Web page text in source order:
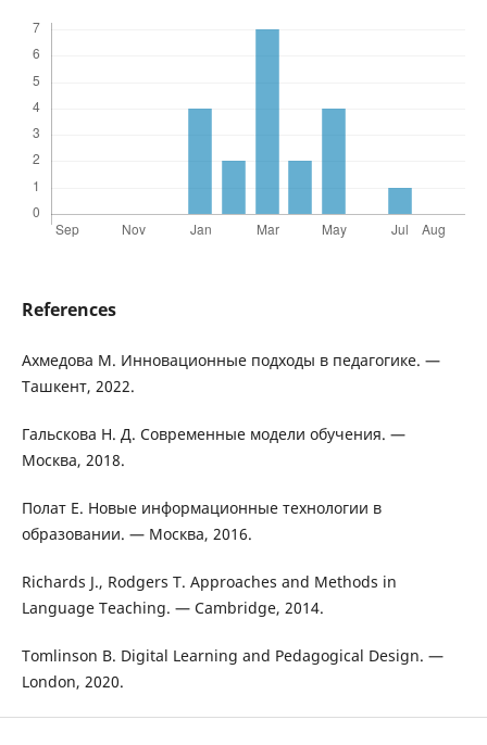
References
Ахмедова М. Инновационные подходы в педагогике. —
Ташкент, 2022.
Гальскова Н. Д. Современные модели обучения. —
Москва, 2018.
Полат Е. Новые информационные технологии в
образовании. — Москва, 2016.
Richards J., Rodgers T. Approaches and Methods in
Language Teaching. — Cambridge, 2014.
Tomlinson B. Digital Learning and Pedagogical Design. —
London, 2020.